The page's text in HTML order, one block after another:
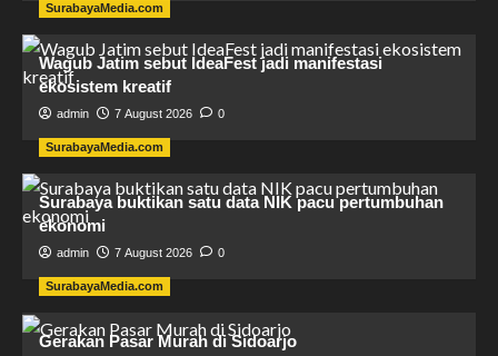
SurabayaMedia.com
Wagub Jatim sebut IdeaFest jadi manifestasi
ekosistem kreatif
admin 7 August 2026 0
SurabayaMedia.com
Surabaya buktikan satu data NIK pacu pertumbuhan
ekonomi
admin 7 August 2026 0
SurabayaMedia.com
Gerakan Pasar Murah di Sidoarjo